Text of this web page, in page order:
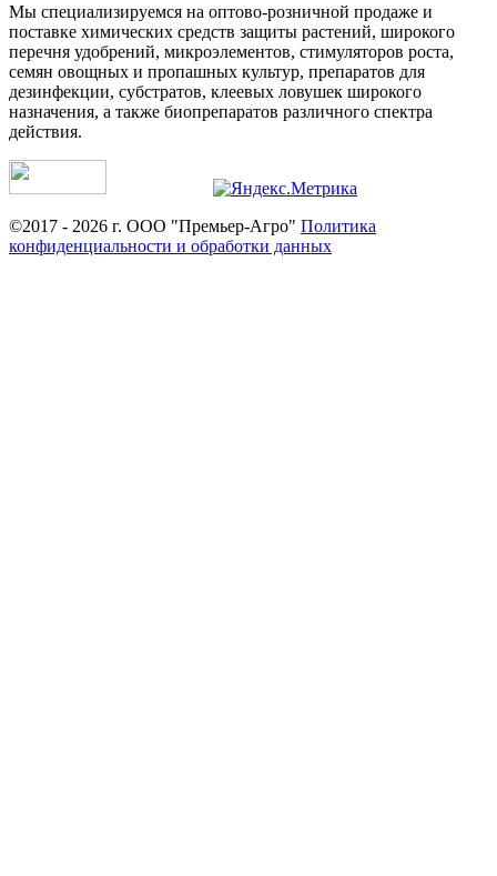
Мы специализируемся на оптово-розничной продаже и
поставке химических средств защиты растений, широкого
перечня удобрений, микроэлементов, стимуляторов роста,
семян овощных и пропашных культур, препаратов для
дезинфекции, субстратов, клеевых ловушек широкого
назначения, а также биопрепаратов различного спектра
действия.
©2017 - 2026 г. ООО "Премьер-Агро" Политика
конфиденциальности и обработки данных